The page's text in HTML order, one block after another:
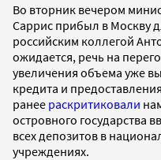
Во вторник вечером
Саррис прибыл в Москву
российским коллегой
ожидается, речь на
увеличения объема уже
кредита и
ранее раскритиковали
островного государства
всех депозитов в
учреждениях.